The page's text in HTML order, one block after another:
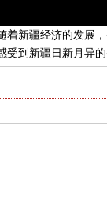
着新疆经济的发展
受到新疆日新月异